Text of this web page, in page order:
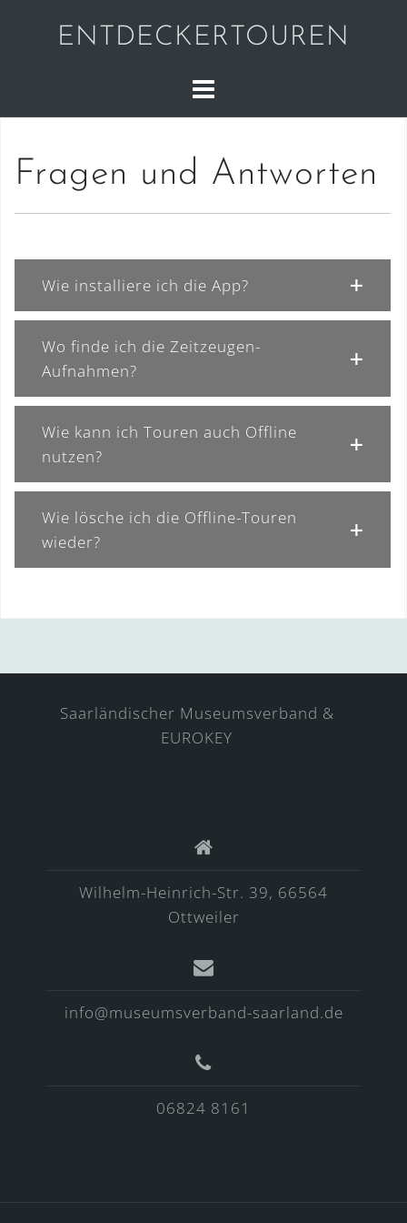
ENTDECKERTOUREN
Fragen und Antworten
Wie installiere ich die App?
Wo finde ich die Zeitzeugen-
Aufnahmen?
Wie kann ich Touren auch Offline
nutzen?
Wie lösche ich die Offline-Touren
wieder?
Saarländischer Museumsverband &
EUROKEY
Wilhelm-Heinrich-Str. 39, 66564
Ottweiler
info@museumsverband-saarland.de
06824 8161